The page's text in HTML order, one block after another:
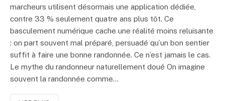
marcheurs utilisent désormais une application dédiée,
contre 33 % seulement quatre ans plus tôt. Ce
basculement numérique cache une réalité moins reluisante
: on part souvent mal préparé, persuadé qu’un bon sentier
suffit à faire une bonne randonnée. Ce n’est jamais le cas.
Le mythe du randonneur naturellement doué On imagine
souvent la randonnée comme…